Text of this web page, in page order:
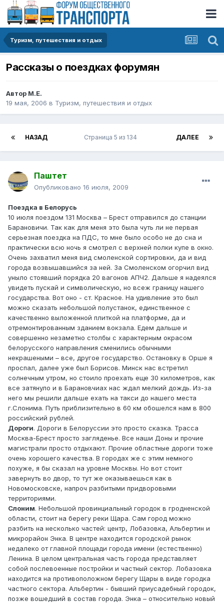
Туризм, путешествия и отдых
Рассказы о поездках форумян
Автор М.Е.
19 мая, 2006 в Туризм, путешествия и отдых
НАЗАД ДАЛЕЕ
Страница 5 из 134
Паштет
Опубликовано 16 июля, 2009
Поездка в Белорусь
10 июля поездом 131 Москва – Брест отправился до станции
Барановичи. Так как для меня это была чуть ли не первая
серьезная поездка на ПДС, то мне было особо не до сна и
практически всю ночь я смотрел с верхней полки купе в окно.
Очень захватил меня вид смоленской сортировки, да и вид
города возвышавшийся за ней. За Смоленском огорчил вид
уныло стоявший порядка 20 вагонов АПЧ2. Дальше я надеялся
увидеть пускай и символическую, но всеж границу нашего
государства. Вот оно - ст. Красное. На удивление это был
можно сказать небольшой полустанок, единственное с
качественно выложенной плиткой на платформе, да и
отремонтированным зданием вокзала. Едем дальше и
совершенно незаметно столбы с характерным окрасом
белорусского направления сменились обычными
некрашеными – все, другое государство. Остановку в Орше я
проспал, далее уже был Борисов. Минск нас встретил
солнечным утром, но стоило проехать еще 30 километров, как
все затянуло и в Барановчиах нас ждал мелкий дождь. Из-за
него мы решили дальше ехать на такси до нашего места
г.Слонима. Путь приблизительно в 60 км обошелся нам в 800
российский рублей.
Дороги. Дороги в Белоруссии это просто сказка. Трасса
Москва-Брест просто загляденье. Все наши Доны и прочие
магистрали просто отдыхают. Прочие областные дороги тоже
очень хорошего качества. В городах же с этим немного
похуже, я бы сказал на уровне Москвы. Но вот стоит
завернуть во двор, то тут же оказываешься как в
Новомосковске, напроч разбитыми придворовыми
территориями.
Слоним. Небольшой провинциальный городок в гродненской
области, стоит на берегу реки Щара. Сам город можно
разбить на несколько частей: центр, Лобазовка, Альбертин и
микрорайон Энка. В центре находится городской рынок
недалеко от главной площади города имени (естественно)
Ленина. В целом центральная часть города представляет
собой послевоенные постройки и частный сектор. Лобазовка
находится на противоположном берегу Щары в виде городка
частного сектора. Альбертин - бывший приусадебный городок,
позже вошедший в состав города. Энка – относительно новый